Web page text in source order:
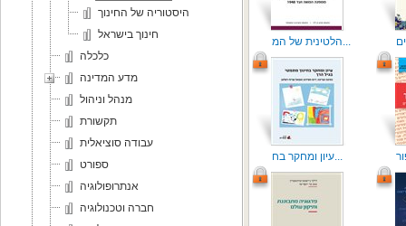
היסטוריה של החינוך
חינוך בישראל
כלכלה
מדע המדינה
מנהל וניהול
תקשורת
עבודה סוציאלית
ספורט
אנתרופולוגיה
חברה וטכנולוגיה
הלטינית של המ...
עיון ומחקר בח...